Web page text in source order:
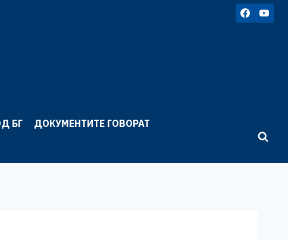
БГ ДОКУМЕНТИТЕ ГОВОРАТ